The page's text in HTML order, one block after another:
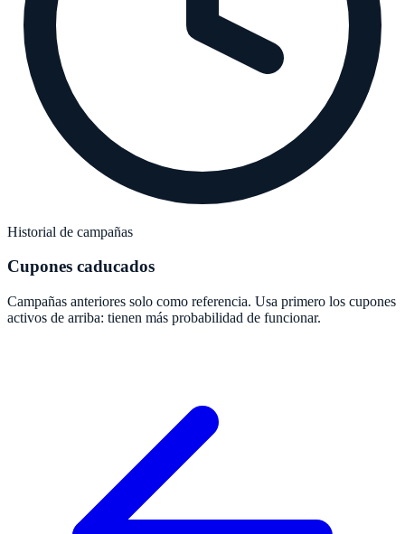
Historial de campañas
Cupones caducados
Campañas anteriores solo como referencia. Usa primero los cupones
activos de arriba: tienen más probabilidad de funcionar.